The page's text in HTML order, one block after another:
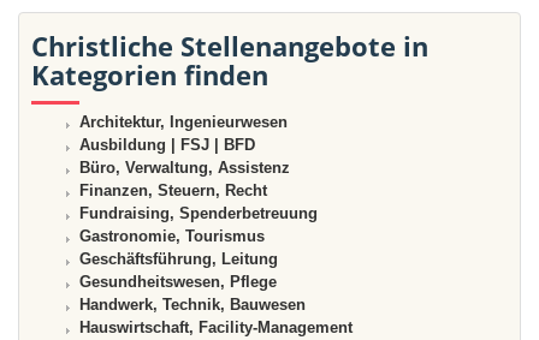
Christliche Stellenangebote in
Kategorien finden
Architektur, Ingenieurwesen
Ausbildung | FSJ | BFD
Büro, Verwaltung, Assistenz
Finanzen, Steuern, Recht
Fundraising, Spenderbetreuung
Gastronomie, Tourismus
Geschäftsführung, Leitung
Gesundheitswesen, Pflege
Handwerk, Technik, Bauwesen
Hauswirtschaft, Facility-Management